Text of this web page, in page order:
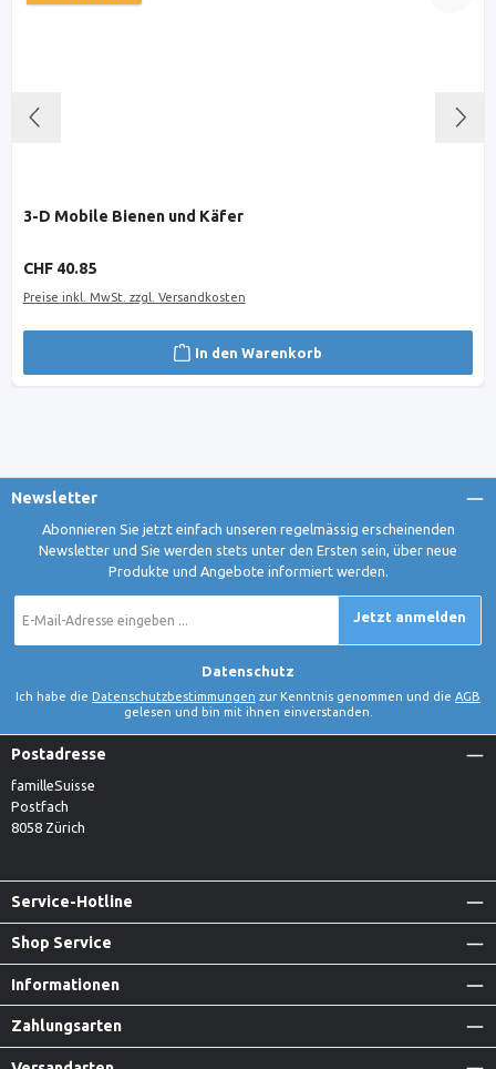
3-D Mobile Bienen und Käfer
Regulärer Preis:
CHF 40.85
Preise inkl. MwSt. zzgl. Versandkosten
In den Warenkorb
Newsletter
Abonnieren Sie jetzt einfach unseren regelmässig erscheinenden
Newsletter und Sie werden stets unter den Ersten sein, über neue
Produkte und Angebote informiert werden.
Mail-
Jetzt anmelden
Datenschutz
Ich habe die Datenschutzbestimmungen zur Kenntnis genommen und die AGB
gelesen und bin mit ihnen einverstanden.
Postadresse
familleSuisse
Postfach
8058 Zürich
Service-Hotline
Shop Service
Informationen
Zahlungsarten